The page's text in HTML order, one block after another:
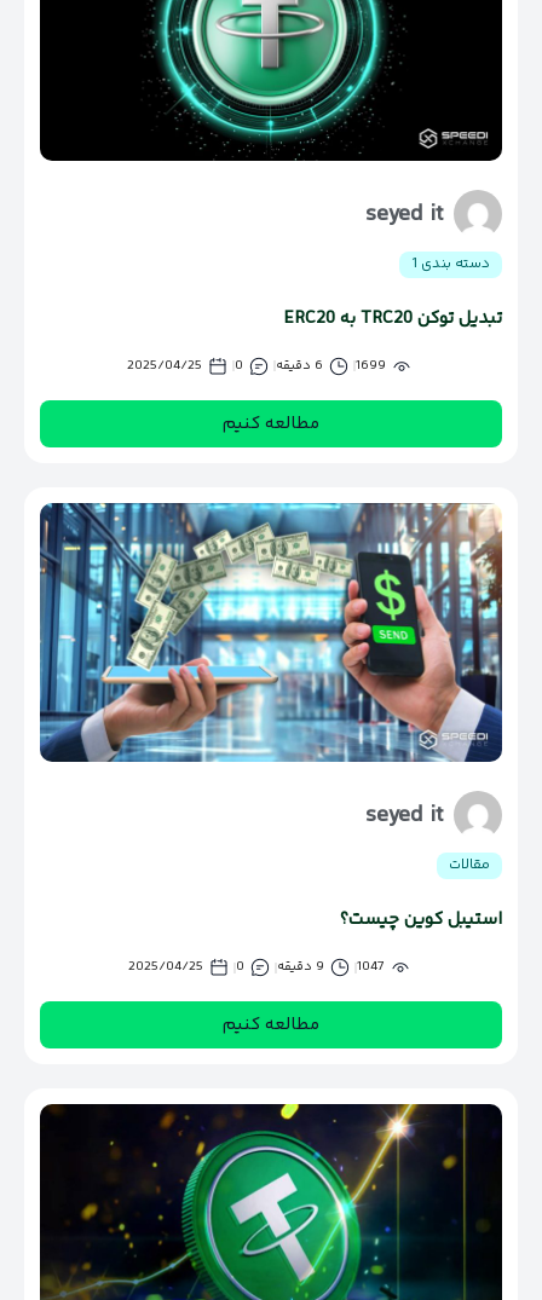
seyed it
دسته بندی 1
تبدیل توکن TRC20 به ERC20
1699 6 دقیقه 0
2025/04/25
مطالعه کنیم
seyed it
مقالات
استیبل کوین چیست؟
1047 9 دقیقه 0
2025/04/25
مطالعه کنیم